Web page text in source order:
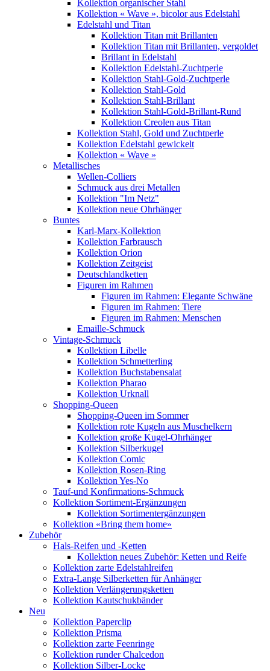
Kollektion organischer Stahl
Kollektion « Wave », bicolor aus Edelstahl
Edelstahl und Titan
Kollektion Titan mit Brillanten
Kollektion Titan mit Brillanten, vergoldet
Brillant in Edelstahl
Kollektion Edelstahl-Zuchtperle
Kollektion Stahl-Gold-Zuchtperle
Kollektion Stahl-Gold
Kollektion Stahl-Brillant
Kollektion Stahl-Gold-Brillant-Rund
Kollektion Creolen aus Titan
Kollektion Stahl, Gold und Zuchtperle
Kollektion Edelstahl gewickelt
Kollektion « Wave »
Metallisches
Wellen-Colliers
Schmuck aus drei Metallen
Kollektion "Im Netz"
Kollektion neue Ohrhänger
Buntes
Karl-Marx-Kollektion
Kollektion Farbrausch
Kollektion Orion
Kollektion Zeitgeist
Deutschlandketten
Figuren im Rahmen
Figuren im Rahmen: Elegante Schwäne
Figuren im Rahmen: Tiere
Figuren im Rahmen: Menschen
Emaille-Schmuck
Vintage-Schmuck
Kollektion Libelle
Kollektion Schmetterling
Kollektion Buchstabensalat
Kollektion Pharao
Kollektion Urknall
Shopping-Queen
Shopping-Queen im Sommer
Kollektion rote Kugeln aus Muschelkern
Kollektion große Kugel-Ohrhänger
Kollektion Silberkugel
Kollektion Comic
Kollektion Rosen-Ring
Kollektion Yes-No
Tauf-und Konfirmations-Schmuck
Kollektion Sortiment-Ergänzungen
Kollektion Sortimentergänzungen
Kollektion «Bring them home»
Zubehör
Hals-Reifen und -Ketten
Kollektion neues Zubehör: Ketten und Reife
Kollektion zarte Edelstahlreifen
Extra-Lange Silberketten für Anhänger
Kollektion Verlängerungsketten
Kollektion Kautschukbänder
Neu
Kollektion Paperclip
Kollektion Prisma
Kollektion zarte Feenringe
Kollektion runder Chalcedon
Kollektion Silber-Locke